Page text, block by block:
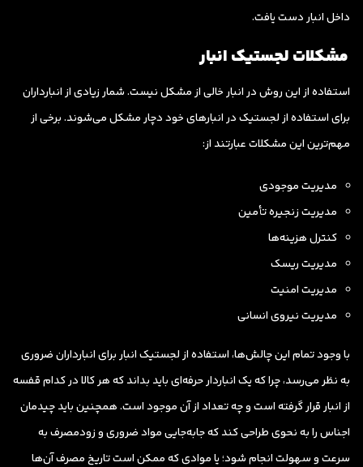
داخل انبار دست یافت.
مشکلات لجستیک انبار
استفاده از این روش در انبار خالی از مشکل نیست. شمار زیادی از انبارداران
برای استفاده از لجستیک در انبارهای خود دچار مشکل می‌شوند. برخی از
مهم‌ترین این مشکلات عبارتند از:
مدیریت موجودی
مدیریت زنجیره تأمین
کنترل هزینه‌ها
مدیریت ریسک
مدیریت امنیت
مدیریت نیروی انسانی
با وجود تمام این چالش‌ها، استفاده از لجستیک انبار برای انبارداران ضروری
به نظر می‌رسد، چرا که یک انباردار حرفه‌ای باید بداند که هر کالا در کدام قفسه
از انبار قرار گرفته است و چه تعداد از آن موجود است. همچنین باید چیدمان
اجناس را به نحوی طراحی کند که جابه‌جایی مواد ضروری و زودمصرف به
سرعت و سهولت انجام شود؛ یا موادی که ممکن است تاریخ مصرف آن‌ها